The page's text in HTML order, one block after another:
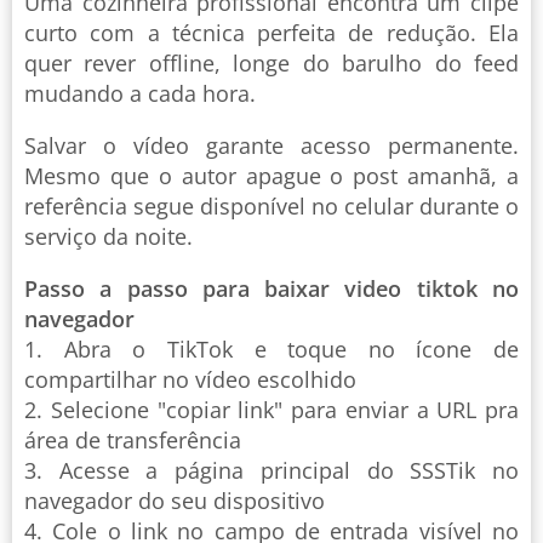
curto com a técnica perfeita de redução. Ela
quer rever offline, longe do barulho do feed
mudando a cada hora.
Salvar o vídeo garante acesso permanente.
Mesmo que o autor apague o post amanhã, a
referência segue disponível no celular durante o
serviço da noite.
Passo a passo para baixar video tiktok no
navegador
1. Abra o TikTok e toque no ícone de
compartilhar no vídeo escolhido
2. Selecione "copiar link" para enviar a URL pra
área de transferência
3. Acesse a página principal do SSSTik no
navegador do seu dispositivo
4. Cole o link no campo de entrada visível no